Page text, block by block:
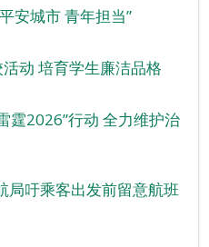
安城市 青年担当”
活动 培育学生廉洁品格
霆2026”行动 全力维护治
局吁乘客出发前留意航班